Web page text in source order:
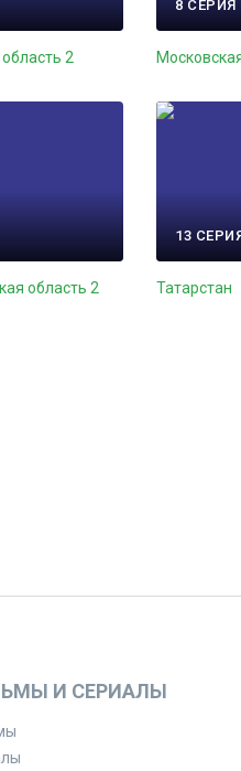
2
8 СЕРИЯ
область 2
13
Татарстан
И СЕРИАЛЫ